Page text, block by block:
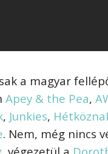
a magyar
Apey & the Pea,
, Junkies,
. Nem, még nincs